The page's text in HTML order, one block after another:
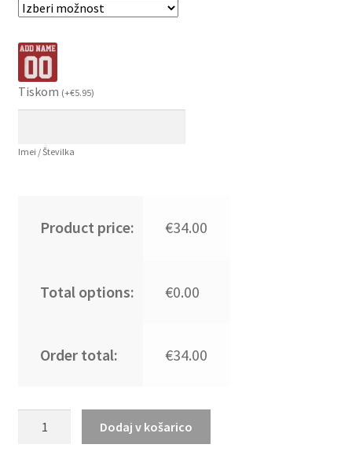
Tiskom (+€5.95)
Imei / Številka
Product price: €34.00
Total options: €0.00
Order total: €34.00
Dodaj v košarico